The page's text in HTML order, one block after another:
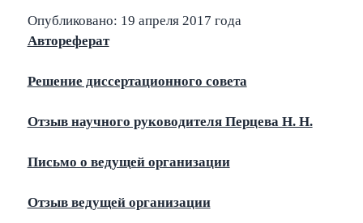
Опубликовано: 19 апреля 2017 года
Автореферат
Решение диссертационного совета
Отзыв научного руководителя Перцева Н. Н.
Письмо о ведущей организации
Отзыв ведущей организации